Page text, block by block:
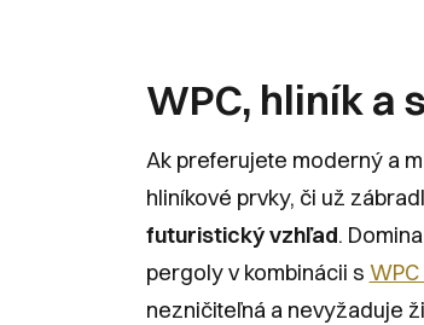
WPC, hliník a
Ak preferujete moderný a
hliníkové prvky, či už
futuristický vzhľad.
pergoly v kombinácii s
nezničiteľná a nevyžaduje